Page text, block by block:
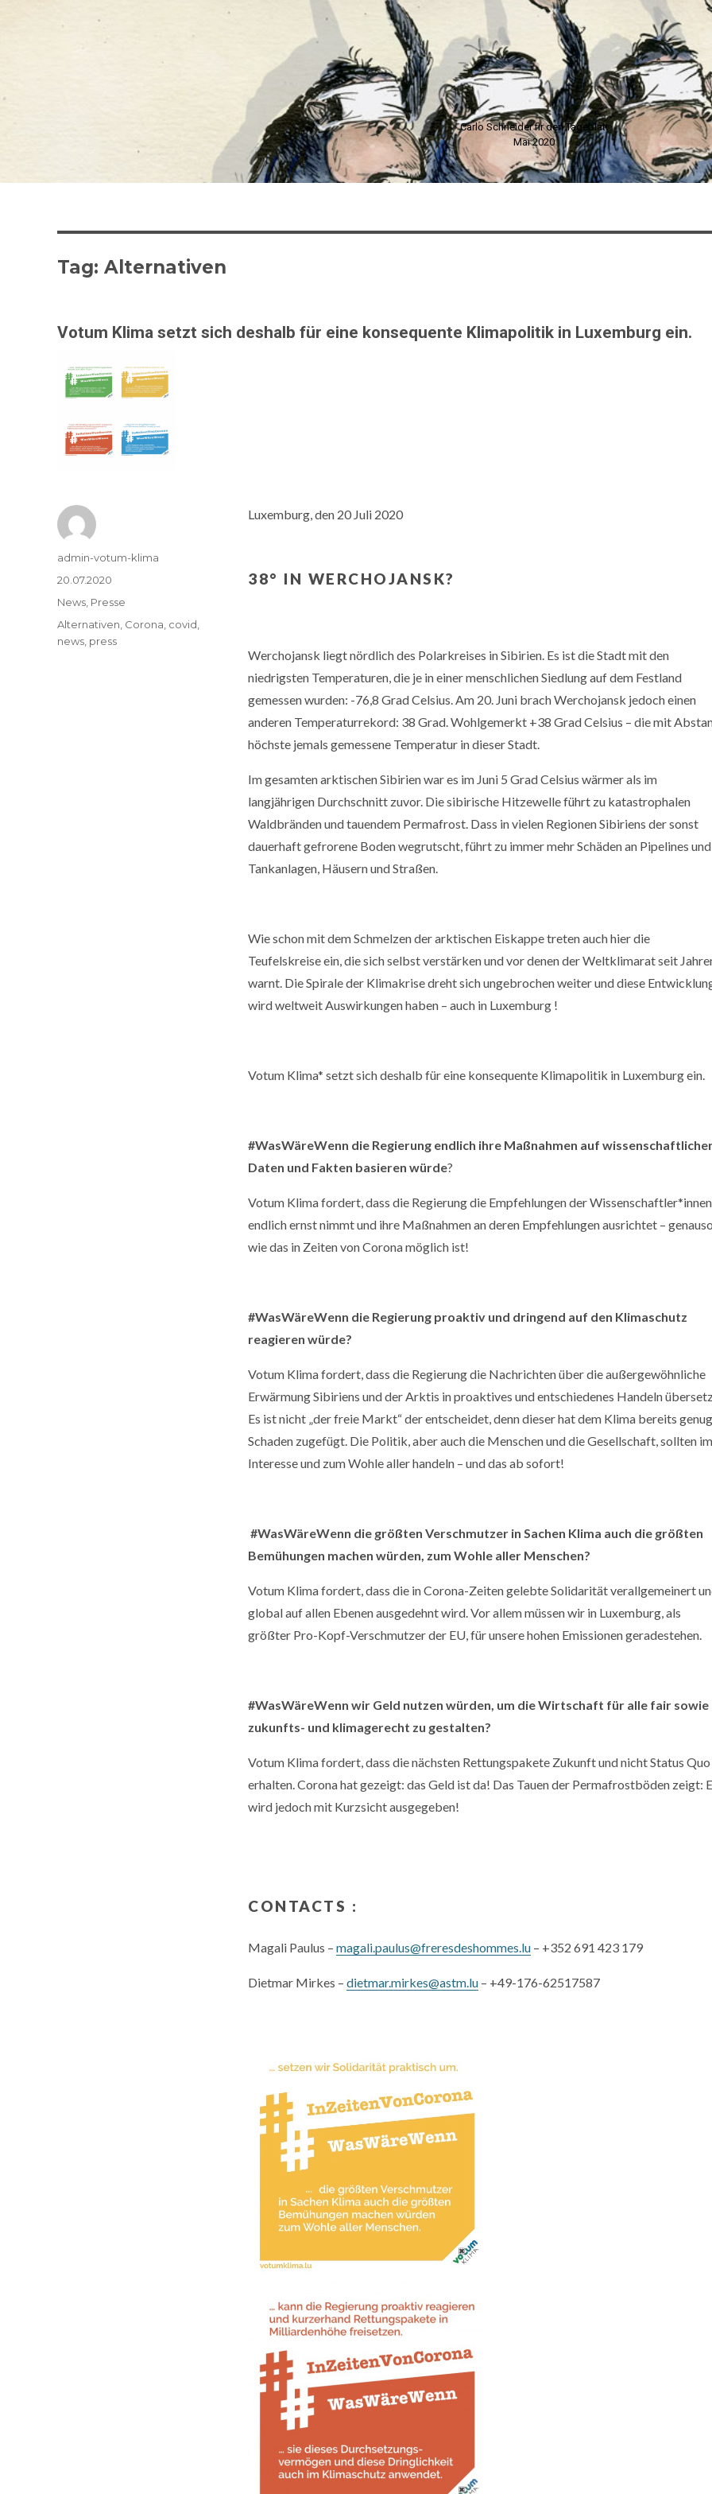
Carlo Schneider fir den Tageblatt
Mai 2020
Tag: Alternativen
Votum Klima setzt sich deshalb für eine konsequente Klimapolitik in Luxemburg ein.
Luxemburg, den 20 Juli 2020
38° IN WERCHOJANSK?
Werchojansk liegt nördlich des Polarkreises in Sibirien. Es ist die Stadt mit den
niedrigsten Temperaturen, die je in einer menschlichen Siedlung auf dem Festland
gemessen wurden: -76,8 Grad Celsius. Am 20. Juni brach Werchojansk jedoch einen
anderen Temperaturrekord: 38 Grad. Wohlgemerkt +38 Grad Celsius – die mit
höchste jemals gemessene Temperatur in dieser Stadt.
Im gesamten arktischen Sibirien war es im Juni 5 Grad Celsius wärmer als im
langjährigen Durchschnitt zuvor. Die sibirische Hitzewelle führt zu katastrophalen
Waldbränden und tauendem Permafrost. Dass in vielen Regionen Sibiriens der sonst
dauerhaft gefrorene Boden wegrutscht, führt zu immer mehr Schäden an Pipelines und
Tankanlagen, Häusern und Straßen.
Wie schon mit dem Schmelzen der arktischen Eiskappe treten auch hier die
Teufelskreise ein, die sich selbst verstärken und vor denen der Weltklimarat seit
warnt. Die Spirale der Klimakrise dreht sich ungebrochen weiter und diese
wird weltweit Auswirkungen haben – auch in Luxemburg !
Votum Klima* setzt sich deshalb für eine konsequente Klimapolitik in Luxemburg ein.
#WasWäreWenn die Regierung endlich ihre Maßnahmen auf
Daten und Fakten basieren würde?
Votum Klima fordert, dass die Regierung die Empfehlungen der Wissenschaftler*innen
endlich ernst nimmt und ihre Maßnahmen an deren Empfehlungen ausrichtet –
wie das in Zeiten von Corona möglich ist!
#WasWäreWenn die Regierung proaktiv und dringend auf den Klimaschutz
reagieren würde?
Votum Klima fordert, dass die Regierung die Nachrichten über die außergewöhnliche
Erwärmung Sibiriens und der Arktis in proaktives und entschiedenes Handeln
Es ist nicht „der freie Markt“ der entscheidet, denn dieser hat dem Klima bereits genug
Schaden zugefügt. Die Politik, aber auch die Menschen und die Gesellschaft, sollten im
Interesse und zum Wohle aller handeln – und das ab sofort!
#WasWäreWenn die größten Verschmutzer in Sachen Klima auch die größten
Bemühungen machen würden, zum Wohle aller Menschen?
Votum Klima fordert, dass die in Corona-Zeiten gelebte Solidarität verallgemeinert
global auf allen Ebenen ausgedehnt wird. Vor allem müssen wir in Luxemburg, als
größter Pro-Kopf-Verschmutzer der EU, für unsere hohen Emissionen geradestehen.
#WasWäreWenn wir Geld nutzen würden, um die Wirtschaft für alle fair sowie
zukunfts- und klimagerecht zu gestalten?
Votum Klima fordert, dass die nächsten Rettungspakete Zukunft und nicht Status Quo
erhalten. Corona hat gezeigt: das Geld ist da! Das Tauen der Permafrostböden zeigt:
wird jedoch mit Kurzsicht ausgegeben!
CONTACTS :
Magali Paulus – magali.paulus@freresdeshommes.lu – +352 691 423 179
Dietmar Mirkes – dietmar.mirkes@astm.lu – +49-176-62517587
Autor
admin-votum-klima
Veröffentlicht
am
20.07.2020
Kategorien
News, Presse
Tags
Alternativen, Corona, covid,
news, press